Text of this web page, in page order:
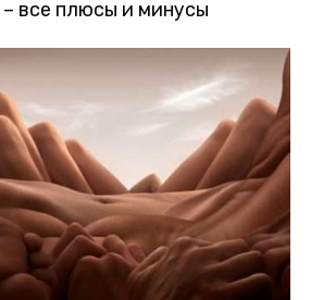
все плюсы и минусы